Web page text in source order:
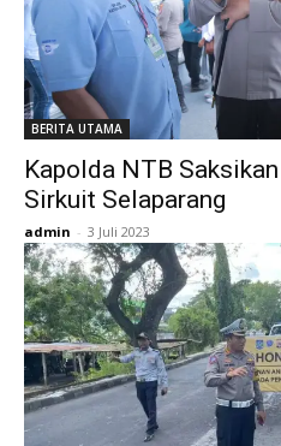
BERITA UTAMA
Kapolda NTB
Sirkuit Selaparang
admin - 3 Juli 2023